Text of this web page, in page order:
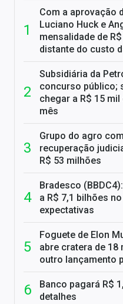
Com a aprovação
Luciano Huck e
mensalidade de
distante do custo
Subsidiária da
concurso público;
chegar a R$ 15
mês
Grupo do agro
recuperação
R$ 53 milhões
Bradesco
a R$ 7,1 bilhões
expectativas
Foguete de Elon
abre cratera de 18
outro lançamento
Banco pagará R$
detalhes